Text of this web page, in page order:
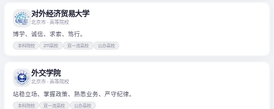
对外经济贸易大学
北京市· 高等院校
博学、诚信、求索、笃行。
本科院校 211高校 双一流高校 公办高校
外交学院
北京市· 高等院校
站稳立场、掌握政策、熟悉业务、严守纪律。
本科院校 双一流高校 公办高校